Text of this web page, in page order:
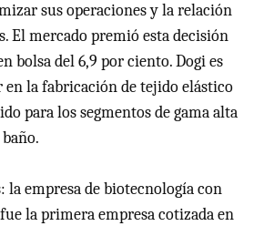
sus operaciones y la relación
El mercado premió esta decisión
bolsa del 6,9 por ciento. Dogi es
en la fabricación de tejido elástico
para los segmentos de gama alta
la empresa de biotecnología con
la primera empresa cotizada en